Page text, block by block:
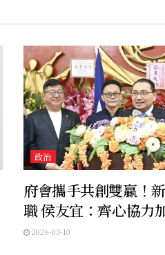
政治
府會攜手共創雙贏！
職 侯友宜：齊心協力
2026-03-10